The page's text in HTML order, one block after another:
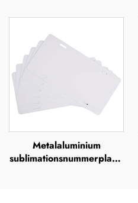
mærkelabels
Metalaluminium
sublimationsnummerplade